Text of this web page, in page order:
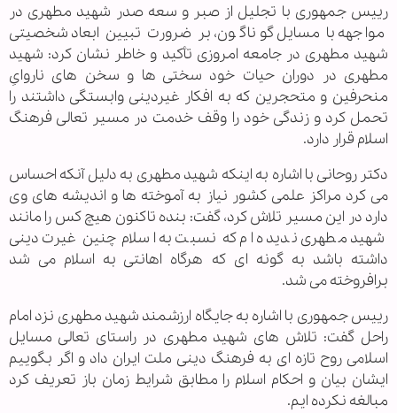
رییس جمهوری با تجلیل از صبر و سعه صدر شهید مطهری در
مواجهه با مسایل گوناگون، بر ضرورت تبیین ابعاد شخصیتی
شهید مطهری در جامعه امروزی تأکید و خاطر نشان کرد: شهید
مطهری در دوران حیات خود سختی ها و سخن های ناروایِ
منحرفین و متحجرین که به افکار غیردینی وابستگی داشتند را
تحمل کرد و زندگی خود را وقف خدمت در مسیر تعالی فرهنگ
اسلام قرار دارد.
دکتر روحانی با اشاره به اینکه شهید مطهری به دلیل آنکه احساس
می کرد مراکز علمی کشور نیاز به آموخته ها و اندیشه های وی
دارد در این مسیر تلاش کرد، گفت: بنده تاکنون هیچ کس را مانند
شهید مطهری ندیده ام که نسبت به اسلام چنین غیرت دینی
داشته باشد به گونه ای که هرگاه اهانتی به اسلام می شد
برافروخته می شد.
رییس جمهوری با اشاره به جایگاه ارزشمند شهید مطهری نزد امام
راحل گفت: تلاش های شهید مطهری در راستای تعالی مسایل
اسلامی روح تازه ای به فرهنگ دینی ملت ایران داد و اگر بگوییم
ایشان بیان و احکام اسلام را مطابق شرایط زمان باز تعریف کرد
مبالغه نکرده ایم.